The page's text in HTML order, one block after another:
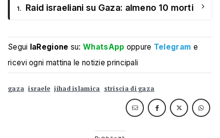
1. Raid israeliani su Gaza: almeno 10 morti ›
Segui laRegione su:WhatsApp oppure Telegram e
ricevi ogni mattina le notizie principali
gaza israele jihad islamica striscia di gaza